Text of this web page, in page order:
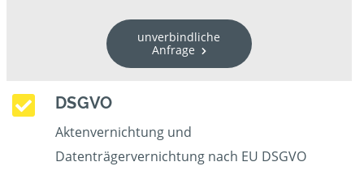
unverbindliche
Anfrage
DSGVO
Aktenvernichtung und
Datenträgervernichtung nach EU DSGVO